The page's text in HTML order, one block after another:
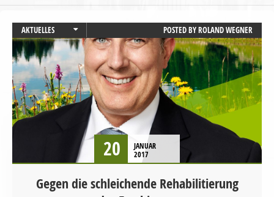
AKTUELLES
RHEINLAND-PFALZ
POSTED BYROLAND WEGNER
20
JANUAR
2017
Gegen die schleichende Rehabilitierung